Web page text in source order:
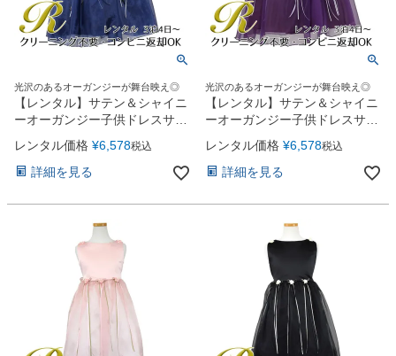
光沢のあるオーガンジーが舞台映え◎
【レンタル】サテン＆シャイニ
ーオーガンジー子供ドレスサニ
ー(KD149)ネイビー
レンタル価格 ¥6,578税込
詳細を見る
光沢のあるオーガンジーが舞台映え◎
【レンタル】サテン＆シャイニ
ーオーガンジー子供ドレスサニ
ー(KD149)エッグプラント
レンタル価格 ¥6,578税込
詳細を見る